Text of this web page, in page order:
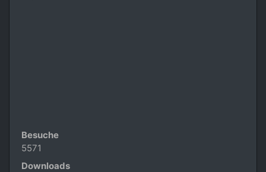
Besuche
5571
Downloads